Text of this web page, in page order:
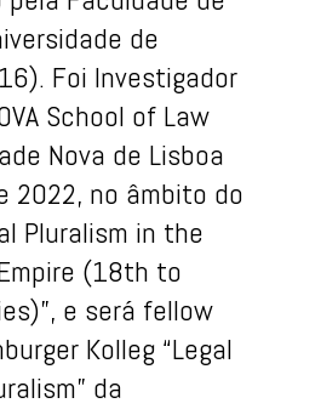
de
Foi Investigador
School of Law
Nova de Lisboa
2022, no âmbito do
Pluralism in the
(18th to
e será fellow
Kolleg “Legal
da